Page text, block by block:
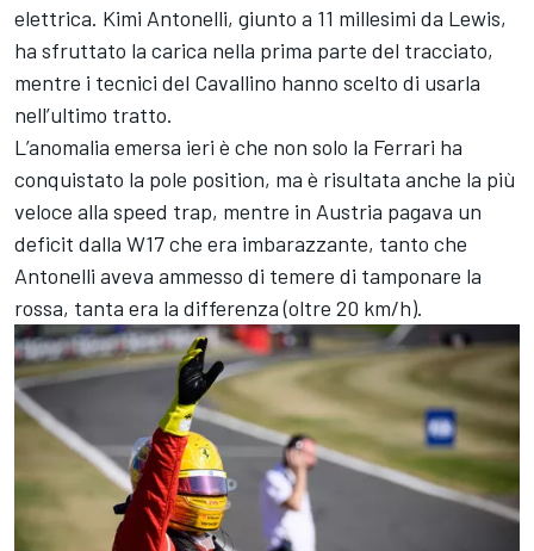
elettrica. Kimi Antonelli, giunto a 11 millesimi da Lewis,
ha sfruttato la carica nella prima parte del tracciato,
mentre i tecnici del Cavallino hanno scelto di usarla
nell’ultimo tratto.
L’anomalia emersa ieri è che non solo la Ferrari ha
conquistato la pole position, ma è risultata anche la più
veloce alla speed trap, mentre in Austria pagava un
deficit dalla W17 che era imbarazzante, tanto che
Antonelli aveva ammesso di temere di tamponare la
rossa, tanta era la differenza (oltre 20 km/h).